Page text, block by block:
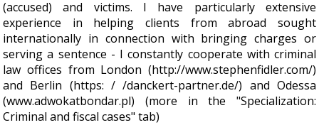
(accused) and victims. I have particularly extensive
experience in helping clients from abroad sought
internationally in connection with bringing charges or
serving a sentence - I constantly cooperate with criminal
law offices from London (http://www.stephenfidler.com/)
and Berlin (https: / /danckert-partner.de/) and Odessa
(www.adwokatbondar.pl) (more in the "Specialization:
Criminal and fiscal cases" tab)